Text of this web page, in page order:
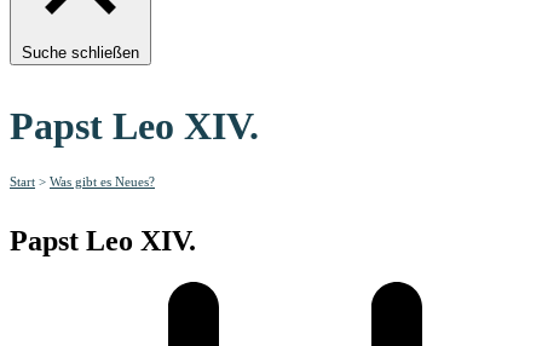
Suche schließen
Papst Leo XIV.
Start > Was gibt es Neues?
Papst Leo XIV.